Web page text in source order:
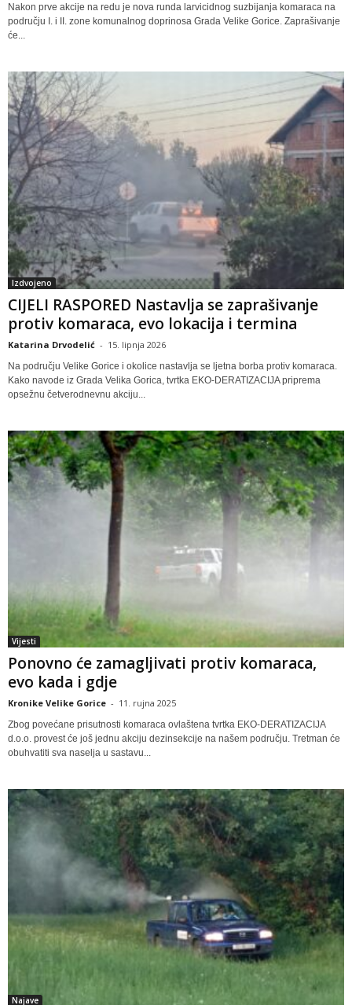
Nakon prve akcije na redu je nova runda larvicidnog suzbijanja komaraca na
području I. i II. zone komunalnog doprinosa Grada Velike Gorice. Zaprašivanje
će...
Izdvojeno
CIJELI RASPORED Nastavlja se zaprašivanje
protiv komaraca, evo lokacija i termina
Katarina Drvodelić - 15. lipnja 2026
Na području Velike Gorice i okolice nastavlja se ljetna borba protiv komaraca.
Kako navode iz Grada Velika Gorica, tvrtka EKO-DERATIZACIJA priprema
opsežnu četverodnevnu akciju...
Vijesti
Ponovno će zamagljivati protiv komaraca,
evo kada i gdje
Kronike Velike Gorice - 11. rujna 2025
Zbog povećane prisutnosti komaraca ovlaštena tvrtka EKO-DERATIZACIJA
d.o.o. provest će još jednu akciju dezinsekcije na našem području. Tretman će
obuhvatiti sva naselja u sastavu...
Najave